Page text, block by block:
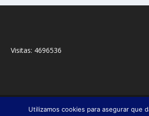
Visitas: 4696536
© 2018,Francisco Javier Fernández
Utilizamos cookies para asegurar que